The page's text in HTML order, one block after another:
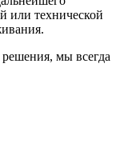
или технической
мы всегда